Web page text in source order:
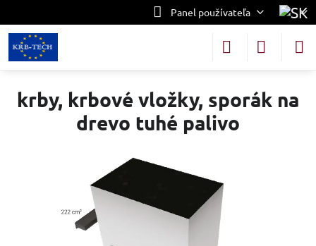
Panel používateľa
krby, krbové vložky, sporák na
drevo tuhé palivo